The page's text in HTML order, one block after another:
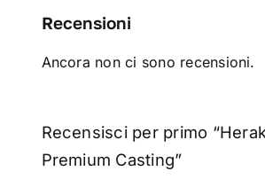
Recensioni
Ancora non ci sono recensioni.
Recensisci per primo
Premium Casting”